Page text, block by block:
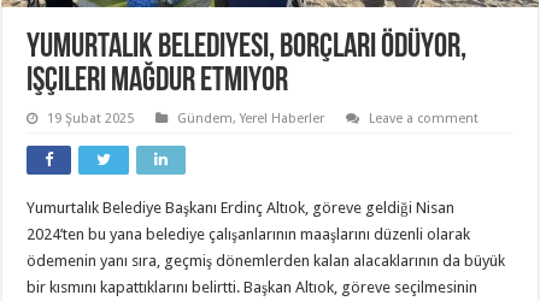
Yumurtalık Belediyesi, borçları ödüyor,
işçileri mağdur etmiyor
19 Şubat 2025 Gündem,Yerel Haberler Leave a comment
Yumurtalık Belediye Başkanı Erdinç Altıok, göreve geldiği Nisan
2024’ten bu yana belediye çalışanlarının maaşlarını düzenli olarak
ödemenin yanı sıra, geçmiş dönemlerden kalan alacaklarının da büyük
bir kısmını kapattıklarını belirtti. Başkan Altıok, göreve seçilmesinin